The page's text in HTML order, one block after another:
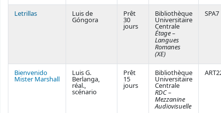
Letrillas Luis de
Góngora
Prêt
30
jours
Bibliothèque
Universitaire
Centrale
Étage –
Langues
Romanes
(XE)
SPA7
Bienvenido
Mister Marshall
Luis G.
Berlanga,
réal.,
scénario
Prêt
15
jours
Bibliothèque
Universitaire
Centrale
RDC –
Mezzanine
Audiovisuelle